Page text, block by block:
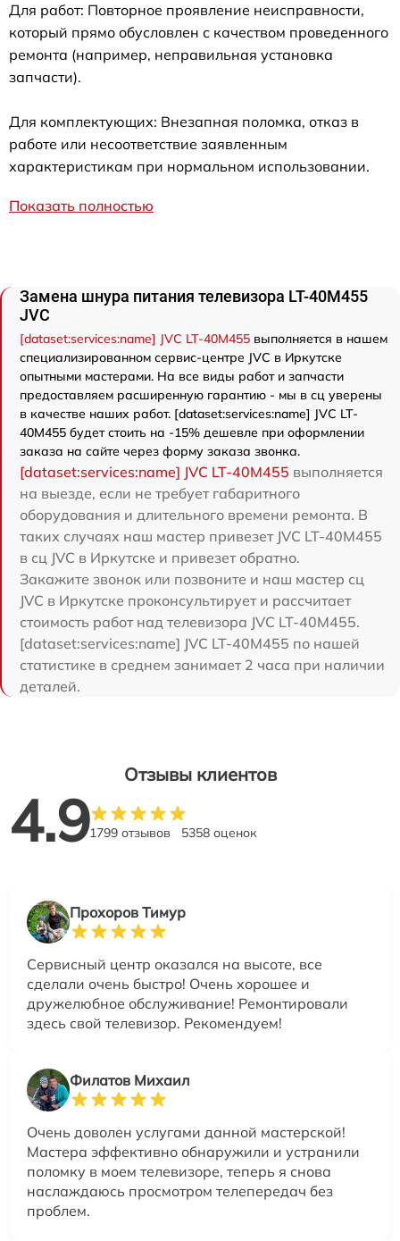
Для работ: Повторное проявление неисправности,
который прямо обусловлен с качеством проведенного
ремонта (например, неправильная установка
запчасти).
Для комплектующих: Внезапная поломка, отказ в
работе или несоответствие заявленным
характеристикам при нормальном использовании.
Показать полностью
Замена шнура питания телевизора LT-40M455
JVC
[dataset:services:name] JVC LT-40M455 выполняется в нашем
специализированном сервис-центре JVC в Иркутске
опытными мастерами. На все виды работ и запчасти
предоставляем расширенную гарантию - мы в сц уверены
в качестве наших работ. [dataset:services:name] JVC LT-
40M455 будет стоить на -15% дешевле при оформлении
заказа на сайте через форму заказа звонка.
[dataset:services:name] JVC LT-40M455 выполняется
на выезде, если не требует габаритного
оборудования и длительного времени ремонта. В
таких случаях наш мастер привезет JVC LT-40M455
в сц JVC в Иркутске и привезет обратно.
Закажите звонок или позвоните и наш мастер сц
JVC в Иркутске проконсультирует и рассчитает
стоимость работ над телевизора JVC LT-40M455.
[dataset:services:name] JVC LT-40M455 по нашей
статистике в среднем занимает 2 часа при наличии
деталей.
Отзывы клиентов
4.91799 отзывов 5358 оценок
Прохоров Тимур
Сервисный центр оказался на высоте, все
сделали очень быстро! Очень хорошее и
дружелюбное обслуживание! Ремонтировали
здесь свой телевизор. Рекомендуем!
Филатов Михаил
Очень доволен услугами данной мастерской!
Мастера эффективно обнаружили и устранили
поломку в моем телевизоре, теперь я снова
наслаждаюсь просмотром телепередач без
проблем.